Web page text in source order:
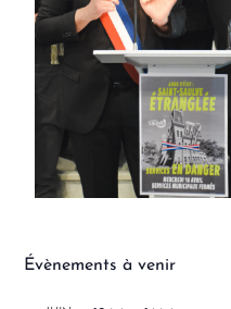
Évènements à venir